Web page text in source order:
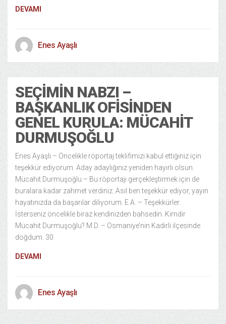
DEVAMI
Enes Ayaşlı
SEÇIMIN NABZI –
BAŞKANLIK OFISINDEN
GENEL KURULA: MÜCAHIT
DURMUŞOĞLU
Enes Ayaşlı – Öncelikle röportaj teklifimizi kabul ettiğiniz için
teşekkür ediyorum. Aday adaylığınız yeniden hayırlı olsun.
Mücahit Durmuşoğlu – Bu röportajı gerçekleştirmek için de
buralara kadar zahmet verdiniz. Asıl ben teşekkür ediyor, yayın
hayatınızda da başarılar diliyorum. E.A. – Teşekkürler.
İsterseniz öncelikle biraz kendinizden bahsedin. Kimdir
Mücahit Durmuşoğlu? M.D. – Osmaniye’nin Kadirli ilçesinde
doğdum. 30
DEVAMI
Enes Ayaşlı